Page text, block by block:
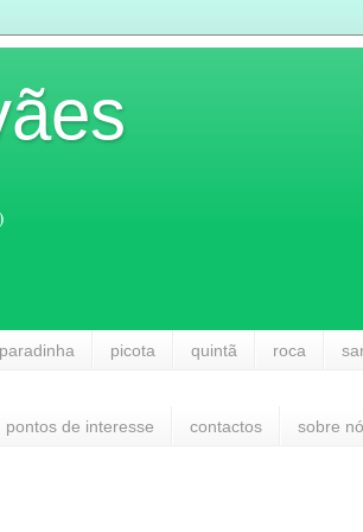
picota quintã roca
pontos de interesse contactos sobre